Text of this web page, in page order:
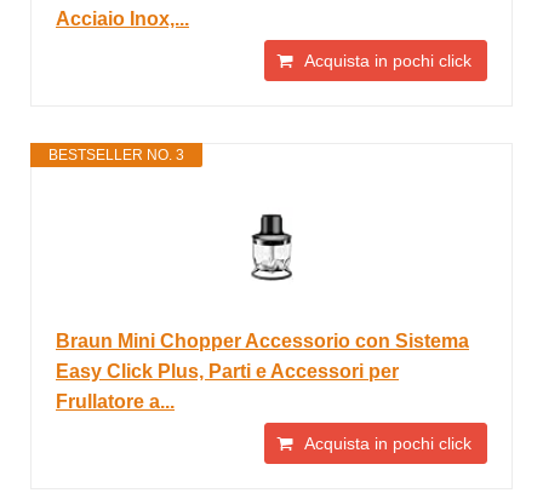
Acciaio Inox,...
Acquista in pochi click
BESTSELLER NO. 3
Braun Mini Chopper Accessorio con Sistema
Easy Click Plus, Parti e Accessori per
Frullatore a...
Acquista in pochi click